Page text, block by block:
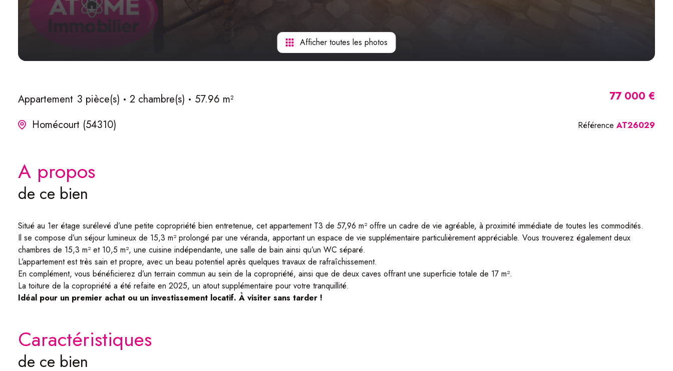
Afficher toutes les photos
Appartement 3 pièce(s) 2 chambre(s)
57.96 m²
Homécourt (54310)
77 000 €
Référence AT26029
a propos
de ce bien
Situé au 1er étage surélevé d’une petite copropriété bien entretenue, cet appartement T3 de 57,96 m² offre un cadre de vie agréable, à proximité immédiate de toutes les commodités.
Il se compose d’un séjour lumineux de 15,3 m² prolongé par une véranda, apportant un espace de vie supplémentaire particulièrement appréciable. Vous trouverez également deux
chambres de 15,3 m² et 10,5 m², une cuisine indépendante, une salle de bain ainsi qu’un WC séparé.
L’appartement est très sain et propre, avec un beau potentiel après quelques travaux de rafraîchissement.
En complément, vous bénéficierez d’un terrain commun au sein de la copropriété, ainsi que de deux caves offrant une superficie totale de 17 m².
La toiture de la copropriété a été refaite en 2025, un atout supplémentaire pour votre tranquillité.
Idéal pour un premier achat ou un investissement locatif. À visiter sans tarder !
caractéristiques
de ce bien